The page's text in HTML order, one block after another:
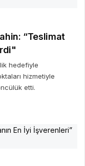
“Teslimat
hedefiyle
hizmetiyle
etti.